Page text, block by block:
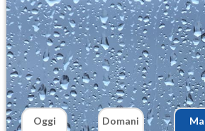
Oggi
Domani
Ma